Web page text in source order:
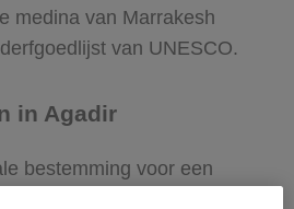
medina van Marrakesh
van UNESCO.
in Agadir
bestemming voor een